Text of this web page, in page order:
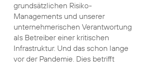
grundsätzlichen Risiko-
Managements und unserer
unternehmerischen Verantwortung
als Betreiber einer kritischen
Infrastruktur. Und das schon lange
vor der Pandemie. Dies betrifft